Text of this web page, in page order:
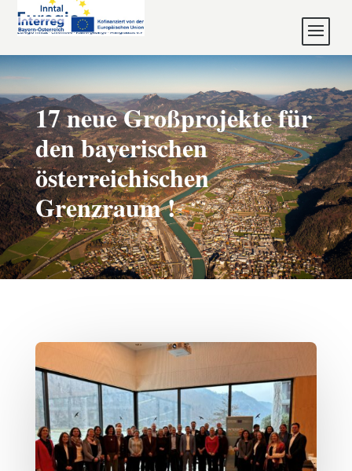
17 neue Großprojekte für
den bayerischen
österreichischen
Grenzraum !